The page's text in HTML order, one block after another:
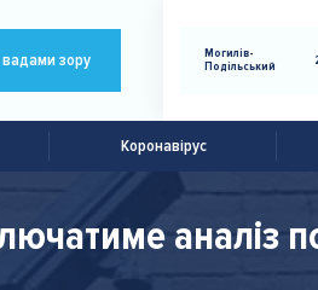
зору
Могилів-
Подільський
Коронавірус
аналіз